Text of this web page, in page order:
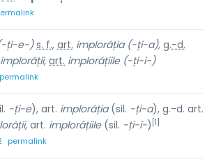
ți-e-) s. f., art. imploráția (-ți-a), g.-d.
imploráții, art. imploráțiile (-ți-i-)
permalink
-ți-e), art. imploráția(sil. -ți-a), g.-d. art.
art. imploráțiile(sil. -ți-i-) [1]
permalink